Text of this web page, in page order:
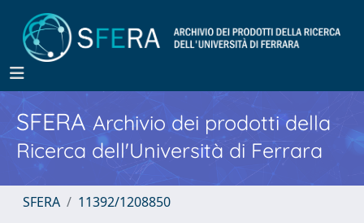
SFERA Archivio dei prodotti della
Ricerca dell'Università di Ferrara
SFERA 11392/1208850